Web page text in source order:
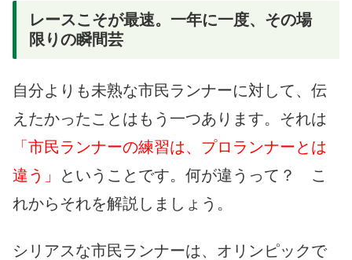
レースこそが最速。一年に一度、その場
限りの瞬間芸
自分よりも未熟な市民ランナーに対して、伝
えたかったことはもう一つあります。それは
「市民ランナーの練習は、プロランナーとは
違う」
ということです。何が違うって？ こ
れからそれを解説しましょう。
シリアスな市民ランナーは、オリンピックで